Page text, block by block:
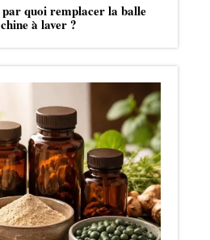
quoi remplacer la balle
à laver ?